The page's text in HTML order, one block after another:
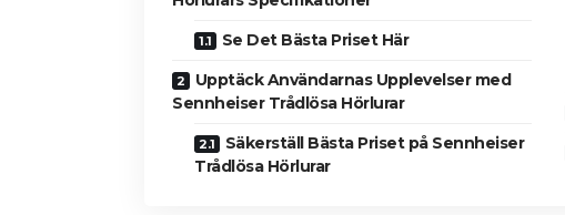
Se Det Bästa Priset Här
Upptäck Användarnas Upplevelser med
Sennheiser Trådlösa Hörlurar
Säkerställ Bästa Priset på Sennheiser
Trådlösa Hörlurar